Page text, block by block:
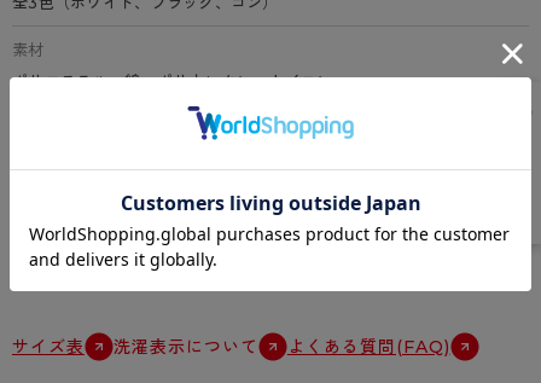
素材
ポリエステル、綿、ポリウレタン、ナイロン
原産国
中国
サイズ表 洗濯表示について よくある質問(FAQ)